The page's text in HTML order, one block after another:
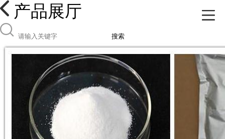
产品展厅
搜索